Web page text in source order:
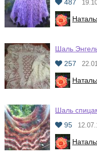
487
Шаль
257
Шаль
95